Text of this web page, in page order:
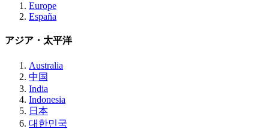
Europe
España
アジア・太平洋
Australia
中国
India
Indonesia
日本
대한민국